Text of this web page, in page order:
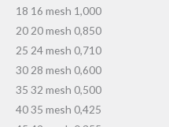
18 16 mesh 1,000
20 20 mesh 0,850
25 24 mesh 0,710
30 28 mesh 0,600
35 32 mesh 0,500
40 35 mesh 0,425